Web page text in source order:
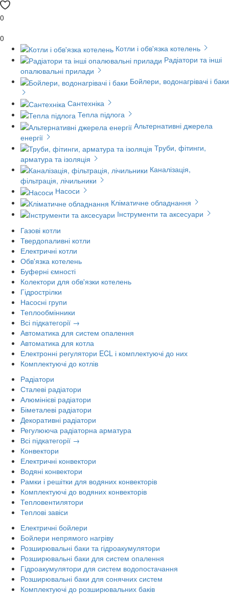
0
0
Котли і обв'язка котелень
Радіатори та інші
опалювальні прилади
Бойлери, водонагрівачі і баки
Сантехніка
Тепла підлога
Альтернативні джерела
енергії
Труби, фітинги,
арматура та ізоляція
Каналізація,
фільтрація, лічильники
Насоси
Кліматичне обладнання
Інструменти та аксесуари
Газові котли
Твердопаливні котли
Електричні котли
Обв'язка котелень
Буферні ємності
Колектори для обв'язки котелень
Гідрострілки
Насосні групи
Теплообмінники
Всі підкатегорії →
Автоматика для систем опалення
Автоматика для котла
Електронні регулятори ECL і комплектуючі до них
Комплектуючі до котлів
Радіатори
Сталеві радіатори
Алюмінієві радіатори
Біметалеві радіатори
Декоративні радіатори
Регулююча радіаторна арматура
Всі підкатегорії →
Конвектори
Електричні конвектори
Водяні конвектори
Рамки і решітки для водяних конвекторів
Комплектуючі до водяних конвекторів
Тепловентилятори
Теплові завіси
Електричні бойлери
Бойлери непрямого нагріву
Розширювальні баки та гідроакумулятори
Розширювальні баки для систем опалення
Гідроакумулятори для систем водопостачання
Розширювальні баки для сонячних систем
Комплектуючі до розширювальних баків